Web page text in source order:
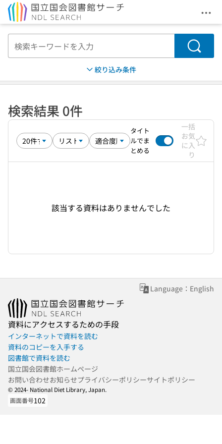
メ
検索
絞り込み条件
検索結果 0件
タイト
ルでま
とめる
一括
お気
に入
り
該当する資料はありませんでした
Language：English
資料にアクセスするための手段
インターネットで資料を読む
資料のコピーを入手する
図書館で資料を読む
国立国会図書館ホームページ
お問い合わせお知らせプライバシーポリシーサイトポリシー
© 2024- National Diet Library, Japan.
画面番号102